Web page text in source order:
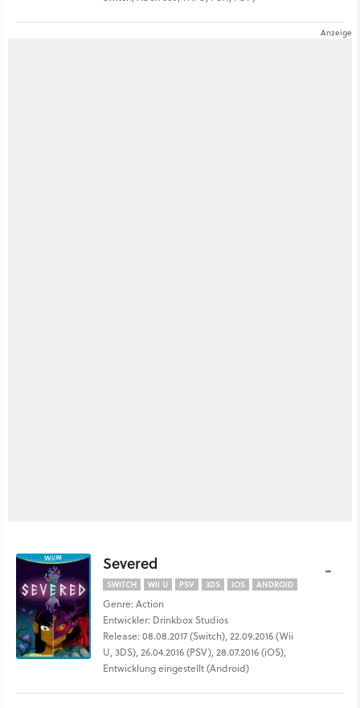
Severed
SWITCH WII U PSV 3DS IOS ANDROID
Genre: Action
Entwickler: Drinkbox Studios
Release: 08.08.2017 (Switch), 22.09.2016 (Wii
U, 3DS), 26.04.2016 (PSV), 28.07.2016 (iOS),
Entwicklung eingestellt (Android)
-